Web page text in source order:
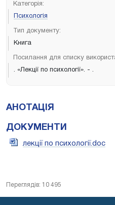
Категорія:
Психологія
Тип документу:
Книга
Посилання для списку
. «Лекції по психології». - .
АНОТАЦІЯ
ДОКУМЕНТИ
лекції по психології.doc
Переглядів: 10 495